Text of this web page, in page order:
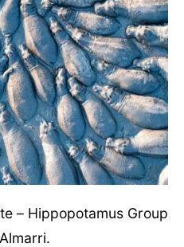
– Hippopotamus Group